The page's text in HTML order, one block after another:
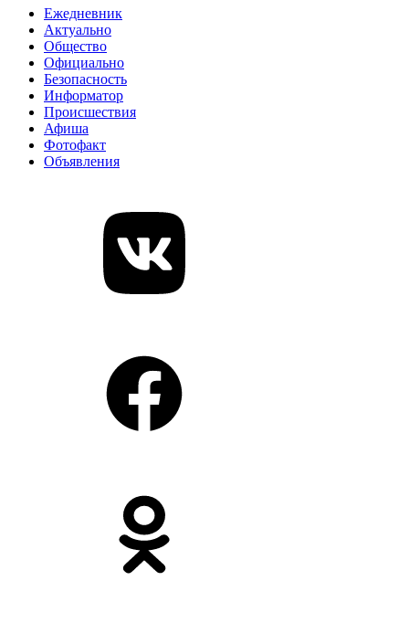
Ежедневник
Актуально
Общество
Официально
Безопасность
Информатор
Происшествия
Афиша
Фотофакт
Объявления